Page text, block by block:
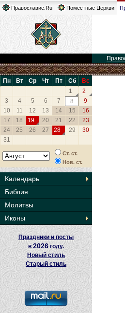
Православие.Ru Поместные Церкви
Пн Вт Ср Чт Пт Сб
Вс
1
2
3
4 5 6 7 8
9
10
11 12 13 14 15
16
17
18 19 20 21 22
23
24
25 26 27 28 29
30
31
Ст. ст.
Нов. ст.
Календарь
Библия
Молитвы
Иконы
Праздники и посты
в2026 году.
Новый стиль
Старый стиль